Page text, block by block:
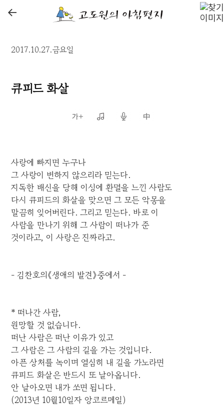
←
2017.10.27.금요일
큐피드 화살
사랑에 빠지면 누구나
그 사랑이 변하지 않으리라 믿는다.
지독한 배신을 당해 이성에 환멸을 느낀 사람도
다시 큐피드의 화살을 맞으면 그 모든 악몽을
말끔히 잊어버린다. 그리고 믿는다. 바로 이
사람을 만나기 위해 그 사람이 떠나가 준
것이라고, 이 사랑은 진짜라고.
- 김찬호의《생애의 발견》중에서 -
* 떠나간 사람,
원망할 것 없습니다.
떠난 사람은 떠난 이유가 있고
그 사람은 그 사람의 길을 가는 것입니다.
아픈 상처를 녹이며 열심히 내 길을 가노라면
큐피드 화살은 반드시 또 날아옵니다.
안 날아오면 내가 쏘면 됩니다.
(2013년 10월10일자 앙코르메일)